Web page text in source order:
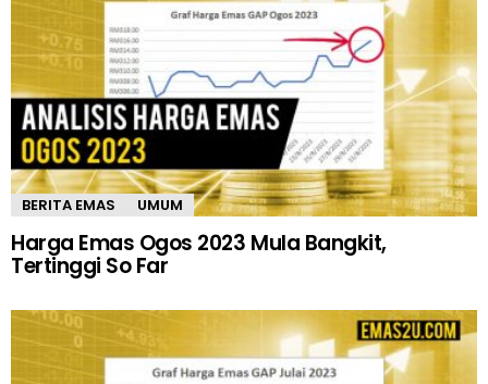
BERITA EMAS UMUM
Harga Emas Ogos 2023 Mula Bangkit,
Tertinggi So Far